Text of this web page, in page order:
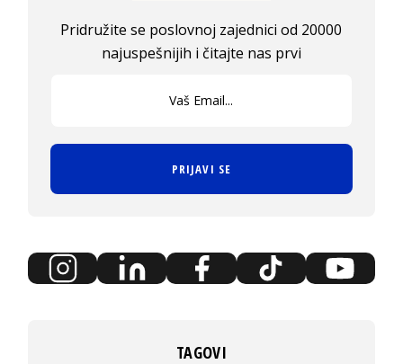
Pridružite se poslovnoj zajednici od 20000
najuspešnijih i čitajte nas prvi
PRIJAVI SE
TAGOVI